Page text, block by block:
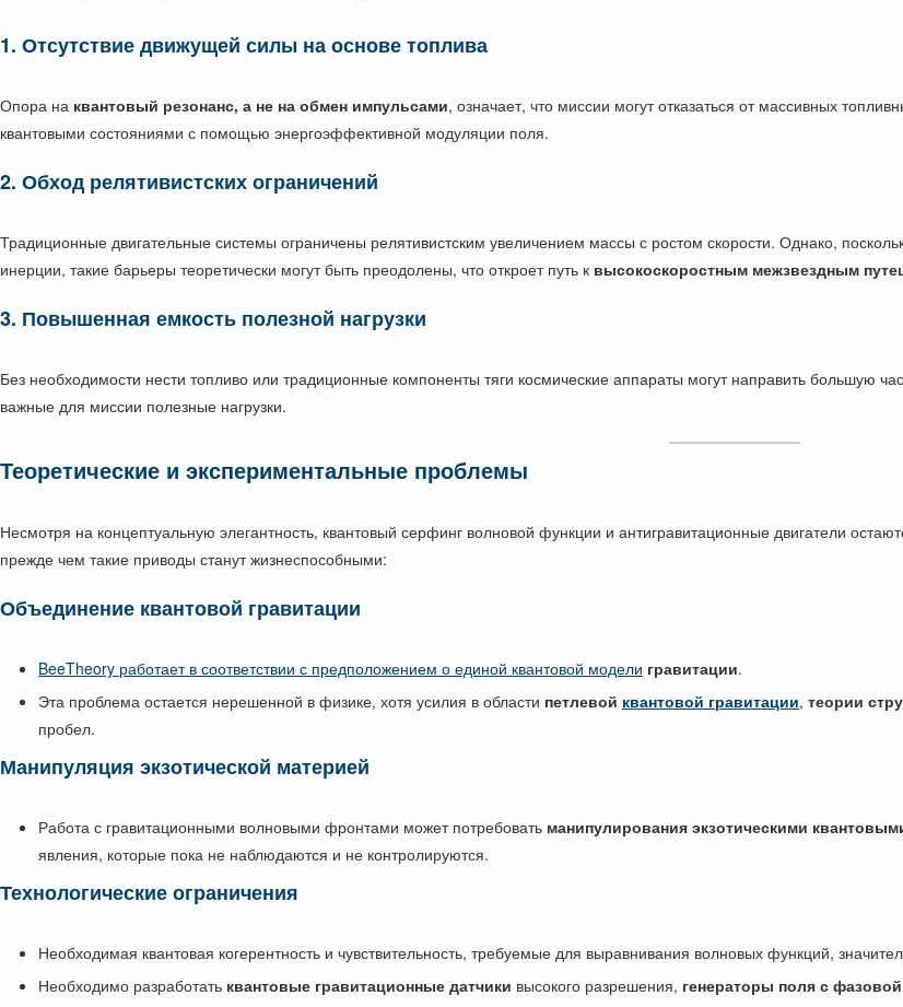
1. Отсутствие движущей силы на основе топлива
Опора на квантовый резонанс, а не на обмен импульсами, означает, что миссии могут отказаться от массивных
квантовыми состояниями с помощью энергоэффективной модуляции поля.
2. Обход релятивистских ограничений
Традиционные двигательные системы ограничены релятивистским увеличением массы с ростом скорости. Однако,
инерции, такие барьеры теоретически могут быть преодолены, что откроет путь к высокоскоростным межзвездным
3. Повышенная емкость полезной нагрузки
Без необходимости нести топливо или традиционные компоненты тяги космические аппараты могут направить большую
важные для миссии полезные нагрузки.
Теоретические и экспериментальные проблемы
Несмотря на концептуальную элегантность, квантовый серфинг волновой функции и антигравитационные двигатели
прежде чем такие приводы станут жизнеспособными:
Объединение квантовой гравитации
BeeTheory работает в соответствии с предположением о единой квантовой модели гравитации.
Эта проблема остается нерешенной в физике, хотя усилия в области петлевой квантовой гравитации, теории
пробел.
Манипуляция экзотической материей
Работа с гравитационными волновыми фронтами может потребовать манипулирования экзотическими
явления, которые пока не наблюдаются и не контролируются.
Технологические ограничения
Необходимая квантовая когерентность и чувствительность, требуемые для выравнивания волновых функций,
Необходимо разработать квантовые гравитационные датчики высокого разрешения, генераторы поля с